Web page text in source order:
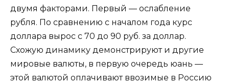
двумя факторами. Первый — ослабление
рубля. По сравнению с началом года курс
доллара вырос с 70 до 90 руб. за доллар.
Схожую динамику демонстрируют и другие
мировые валюты, в первую очередь юань —
этой валютой оплачивают ввозимые в Россию